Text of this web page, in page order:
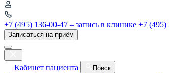
+7 (495) 136-00-47 – запись в клинике +7 (495)
Записаться на приём
Кабинет пациента Поиск